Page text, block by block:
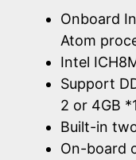
Onboard
Atom
Intel
Support
2 or 4GB *1
Built-in
On-board